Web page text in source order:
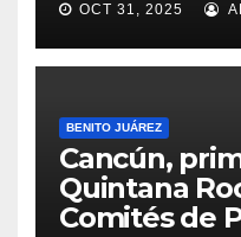
OCT 31, 2025
BENITO JUÁREZ
Cancún,
Quintana
Comités de